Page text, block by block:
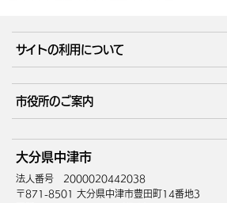
サイトの利用について
サイトマップ
市役所のご案内
庁舎地図 組織案内
中津市へのアクセス
大分県中津市
法人番号 2000020442038
〒871-8501 大分県中津市豊田町14番地3